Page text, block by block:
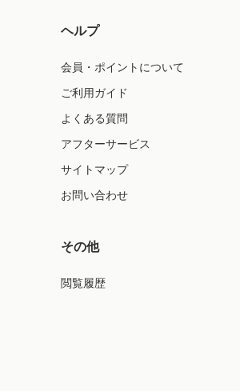
ヘルプ
会員・ポイントについて
ご利用ガイド
よくある質問
アフターサービス
サイトマップ
お問い合わせ
その他
閲覧履歴